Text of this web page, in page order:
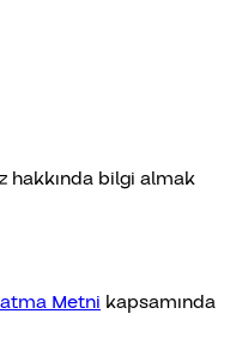
hakkında bilgi almak
Metni kapsamında